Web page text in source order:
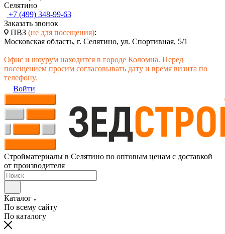
Селятино
+7 (499) 348-99-63
Заказать звонок
ПВЗ (не для посещения):
Московская область, г. Селятино, ул. Спортивная, 5/1
Офис и шоурум находится в городе Коломна. Перед
посещением просим согласовывать дату и время визита по
телефону.
Войти
Стройматериалы в Селятино по оптовым ценам с доставкой
от производителя
Каталог
По всему сайту
По каталогу